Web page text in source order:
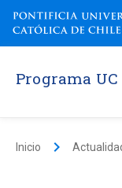
Programa
Inicio keyboard_arrow_right